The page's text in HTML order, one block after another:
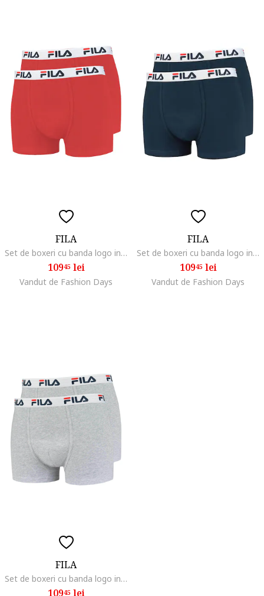
FILA
Set de boxeri cu banda logo in talie - 2 perechi
10945lei
Vandut de Fashion Days
FILA
Set de boxeri cu banda logo in talie - 2 perechi
10945lei
Vandut de Fashion Days
FILA
Set de boxeri cu banda logo in talie - 2 perechi
10945lei